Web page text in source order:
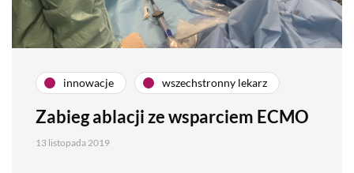
innowacje wszechstronny lekarz
Zabieg ablacji ze wsparciem ECMO
13 listopada 2019